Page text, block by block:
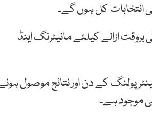
ازالے کیلئے مانیٹرنگ اینڈ
پولنگ کے دن اور نتائج موصول
موجود ہے۔